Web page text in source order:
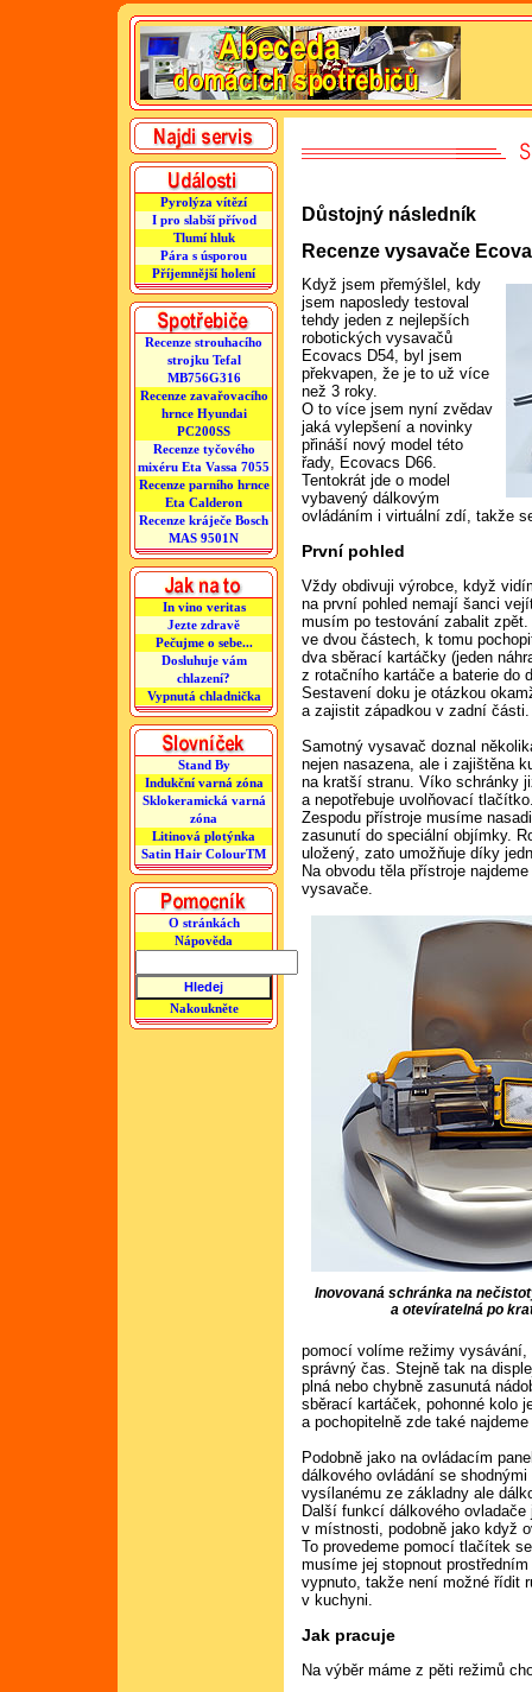
Pyrolýza vítězí
I pro slabší přívod
Tlumí hluk
Pára s úsporou
Příjemnější holení
Recenze strouhacího
strojku Tefal
MB756G316
Recenze zavařovacího
hrnce Hyundai
PC200SS
Recenze tyčového
mixéru Eta Vassa 7055
Recenze parního hrnce
Eta Calderon
Recenze kráječe Bosch
MAS 9501N
In vino veritas
Jezte zdravě
Pečujme o sebe...
Dosluhuje vám
chlazení?
Vypnutá chladnička
Stand By
Indukční varná zóna
Sklokeramická varná
zóna
Litinová plotýnka
Satin Hair ColourTM
O stránkách
Nápověda
Nakoukněte
Důstojný následník
Recenze vysavače
Když jsem přemýšlel, kdy
jsem naposledy testoval
tehdy jeden z nejlepších
robotických vysavačů
Ecovacs D54, byl jsem
překvapen, že je to už více
než 3 roky.
O to více jsem nyní zvědav
jaká vylepšení a novinky
přináší nový model této
řady, Ecovacs D66.
Tentokrát jde o model
vybavený dálkovým
ovládáním i virtuální zdí, takže
První pohled
Vždy obdivuji výrobce, když
na první pohled nemají šanci
musím po testování zabalit
ve dvou částech, k tomu
dva sběrací kartáčky (jeden
z rotačního kartáče a baterie do
Sestavení doku je otázkou
a zajistit západkou v zadní části.
Samotný vysavač doznal
nejen nasazena, ale i zajištěna
na kratší stranu. Víko schránky
a nepotřebuje uvolňovací
Zespodu přístroje musíme
zasunutí do speciální objímky.
uložený, zato umožňuje díky
Na obvodu těla přístroje
vysavače.
Inovovaná schránka na
a otevíratelná po
pomocí volíme režimy
správný čas. Stejně tak na
plná nebo chybně zasunutá
sběrací kartáček, pohonné kolo
a pochopitelně zde také
Podobně jako na ovládacím
dálkového ovládání se
vysílanému ze základny ale
Další funkcí dálkového
v místnosti, podobně jako když
To provedeme pomocí tlačítek
musíme jej stopnout
vypnuto, takže není možné řídit
v kuchyni.
Jak pracuje
Na výběr máme z pěti režimů